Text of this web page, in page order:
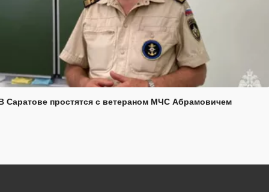
Саратове простятся с ветераном МЧС Абрамовичем